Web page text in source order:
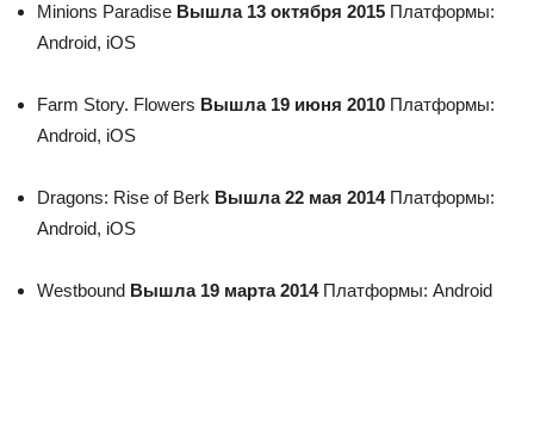
Minions Paradise Вышла 13 октября 2015 Платформы:
Android, iOS
Farm Story. Flowers Вышла 19 июня 2010 Платформы:
Android, iOS
Dragons: Rise of Berk Вышла 22 мая 2014 Платформы:
Android, iOS
Westbound Вышла 19 марта 2014 Платформы: Android